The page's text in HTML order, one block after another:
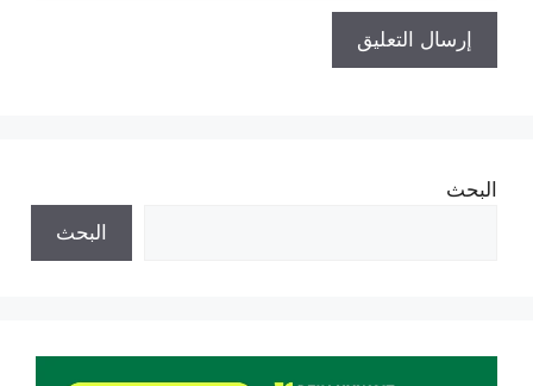
البحث
البحث